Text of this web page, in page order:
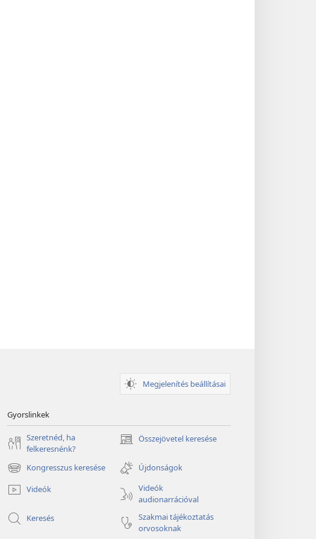
Megjelenítés beállításai
Gyorslinkek
Szeretnéd, ha
felkeresnénk?
Összejövetel keresése
(opens
window)
Kongresszus keresése
(opens
new
window)
Újdonságok
Videók
Videók
audionarrációval
Keresés
Szakmai tájékoztatás
orvosoknak